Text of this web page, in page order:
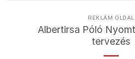
REKLÁM OLDAL
Albertirsa Póló
tervezés